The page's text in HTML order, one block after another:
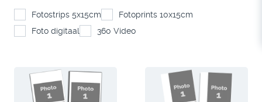
Fotostrips 5x15cm
Fotoprints 10x15cm
Foto digitaal
360 Video